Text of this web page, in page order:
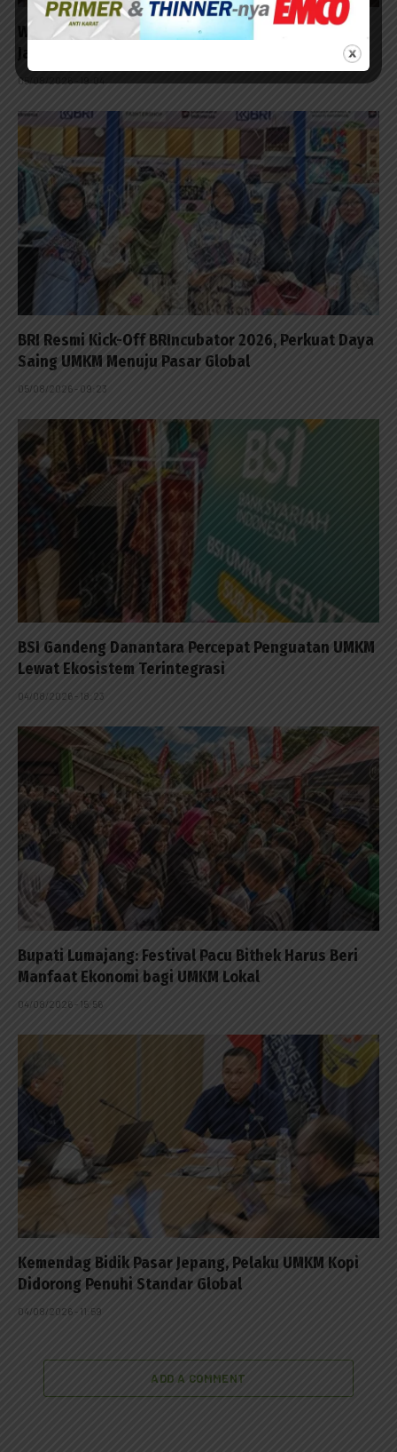
Wabup Malang Tegaskan Inovasi dan Pendidikan
05/08/2026 - 19:04
BRI Resmi Kick-Off BRIncubator 2026, Perkuat Daya
Saing UMKM Menuju Pasar Global
05/08/2026 - 09:23
BSI Gandeng Danantara Percepat Penguatan UMKM
Lewat Ekosistem Terintegrasi
04/08/2026 - 18:23
Bupati Lumajang: Festival Pacu Bithek Harus Beri
Manfaat Ekonomi bagi UMKM Lokal
04/08/2026 - 15:56
Kemendag Bidik Pasar Jepang, Pelaku UMKM Kopi
Didorong Penuhi Standar Global
04/08/2026 - 11:59
ADD A COMMENT